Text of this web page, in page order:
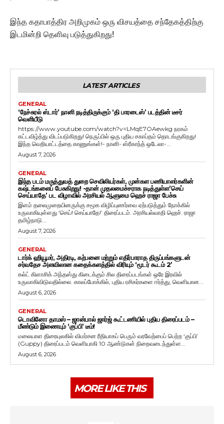
இந்த கதாபாத்திர அறிமுகம் ஒரு விசயத்தை சந்தேகத்திற்கு
இடமின்றி தெளிவு படுத்துகிறது!
LATEST ARTICLES
GENERAL
‘நேச்சுரல் ஸ்டார்’ நானி நடித்திருக்கும் ‘தி பாரடைஸ்’ படத்தின் டீசர்
வெளியீடு
https://www.youtube.com/watch?v=LMqE7OAewkg நரகம்
கட்டவிழ்த்து விடப்படுகிறது! நெருப்பில் ஒரு புதிய சகாப்தம் தொடங்குகிறது!
இந்த வெறியாட்டத்தை காணுங்கள்!- நானி- ஸ்ரீகாந்த் ஒடேலா-...
August 7, 2026
GENERAL
இந்த படம் மருத்துவத் துறை செவிலியர்கள், முன்கள பணியாளர்களின்
கஷ்டங்களைப் பேசுகிறது! -தான் முதலமைச்சராக நடித்துள்ள’செய்
செய்யாதே’ பட விழாவில் அரசியல் ஆளுமை ஹெச் ராஜா பேச்சு
இளம் தலைமுறையினருக்கு சமூக விழிப்புணர்வை ஏற்படுத்தும் நோக்கில்
உருவாகியுள்ளது ‘செய்! செய்யாதே!’ திரைப்படம். அரசியல்வாதி ஹெச். ராஜா
தமிழ்நாடு...
August 7, 2026
GENERAL
டார்க் ஹியூமர், அதிரடி, கற்பனை மற்றும் எதிர்பாராத திருப்பங்களுடன்
சர்வதேச அளவிலான கதைக்களத்தில் விரியும் ‘மூடர் கூடம் 2’
கல்ட் கிளாசிக் அந்தஸ்து கிடைக்கும் சில திரைப்படங்கள் ஒரே இரவில்
உருவாகிவிடுவதில்லை. காலப்போக்கில், புதிய ரசிகர்களை ஈர்த்து, வெளியான...
August 6, 2026
GENERAL
டொவினோ தாமஸ் – ஜான்பால் ஜார்ஜ் கூட்டணியில் புதிய திரைப்படம் –
மீண்டும் இணையும் ‘குப்பி’ டீம்!
மலையாள திரையுலகில் விமர்சன ரீதியாகப் பெரும் வரவேற்பைப் பெற்ற ‘குப்பி’
(Guppy) திரைப்படம் வெளியாகி 10 ஆண்டுகள் நிறைவடைந்துள்ள...
August 6, 2026
MORE LIKE THIS